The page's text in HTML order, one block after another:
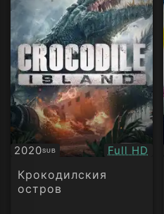
2020SUB
Субтитри Качество:
Full HD
Крокодилския
остров